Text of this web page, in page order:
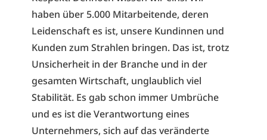
haben über 5.000 Mitarbeitende, deren
Leidenschaft es ist, unsere Kundinnen und
Kunden zum Strahlen bringen. Das ist, trotz
Unsicherheit in der Branche und in der
gesamten Wirtschaft, unglaublich viel
Stabilität. Es gab schon immer Umbrüche
und es ist die Verantwortung eines
Unternehmers, sich auf das veränderte